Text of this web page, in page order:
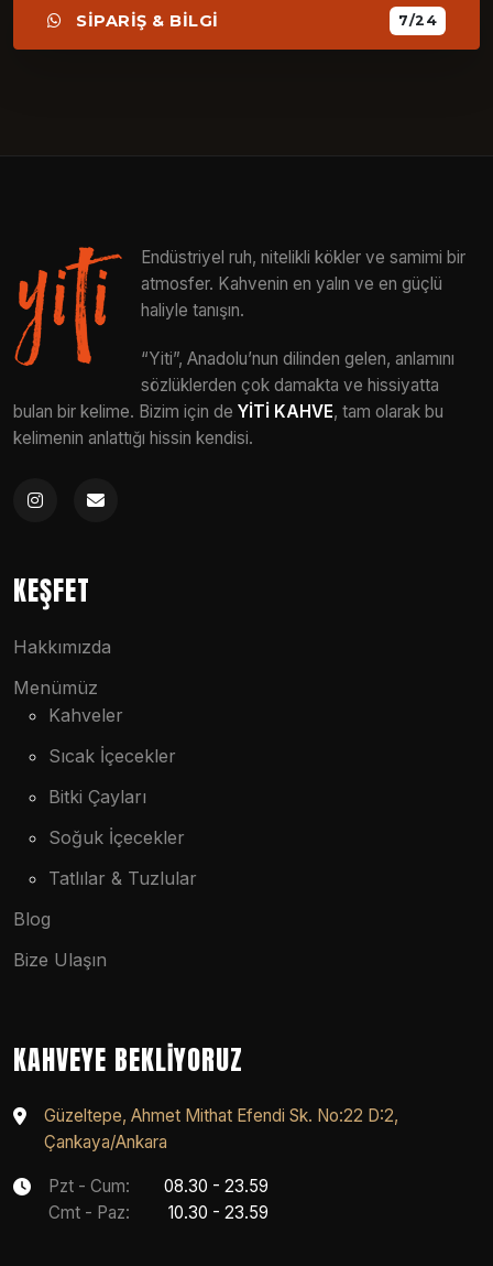
SİPARİŞ & BİLGİ 7/24
Endüstriyel ruh, nitelikli kökler ve samimi bir
atmosfer. Kahvenin en yalın ve en güçlü
haliyle tanışın.
“Yiti”, Anadolu’nun dilinden gelen, anlamını
sözlüklerden çok damakta ve hissiyatta
bulan bir kelime. Bizim için de YİTİ KAHVE, tam olarak bu
kelimenin anlattığı hissin kendisi.
KEŞFET
Hakkımızda
Menümüz
Kahveler
Sıcak İçecekler
Bitki Çayları
Soğuk İçecekler
Tatlılar & Tuzlular
Blog
Bize Ulaşın
KAHVEYE BEKLIYORUZ
Güzeltepe, Ahmet Mithat Efendi Sk. No:22 D:2,
Çankaya/Ankara
Pzt - Cum:
08.30 - 23.59
Cmt - Paz:
10.30 - 23.59